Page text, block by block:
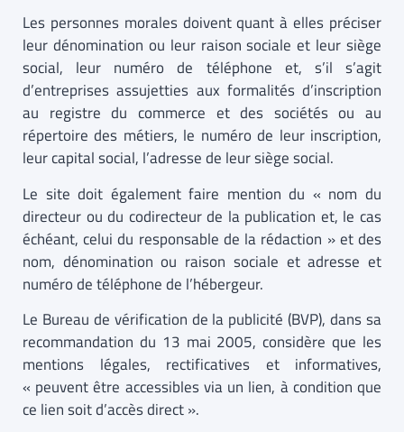
Les personnes morales doivent quant à elles préciser
leur dénomination ou leur raison sociale et leur siège
social, leur numéro de téléphone et, s’il s’agit
d’entreprises assujetties aux formalités d’inscription
au registre du commerce et des sociétés ou au
répertoire des métiers, le numéro de leur inscription,
leur capital social, l’adresse de leur siège social.
Le site doit également faire mention du « nom du
directeur ou du codirecteur de la publication et, le cas
échéant, celui du responsable de la rédaction » et des
nom, dénomination ou raison sociale et adresse et
numéro de téléphone de l’hébergeur.
Le Bureau de vérification de la publicité (BVP), dans sa
recommandation du 13 mai 2005, considère que les
mentions légales, rectificatives et informatives,
« peuvent être accessibles via un lien, à condition que
ce lien soit d’accès direct ».